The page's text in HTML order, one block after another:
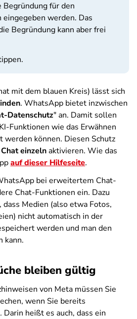
Begründung für den
werden. Das
Begründung kann aber frei
mit dem blauen Kreis) lässt sich
. WhatsApp bietet inzwischen
Datenschutz" an. Damit sollen
Funktionen wie das Erwähnen
können. Diesen Schutz
einzelnaktivieren. Wie das
auf dieser Hilfeseite.
bei erweitertem Chat-
Chat-Funktionen ein. Dazu
Medien (also etwa Fotos,
nicht automatisch in der
werden und man den
kann.
bleiben gültig
von Meta müssen Sie
wenn Sie bereits
heißt es auch, dass ein